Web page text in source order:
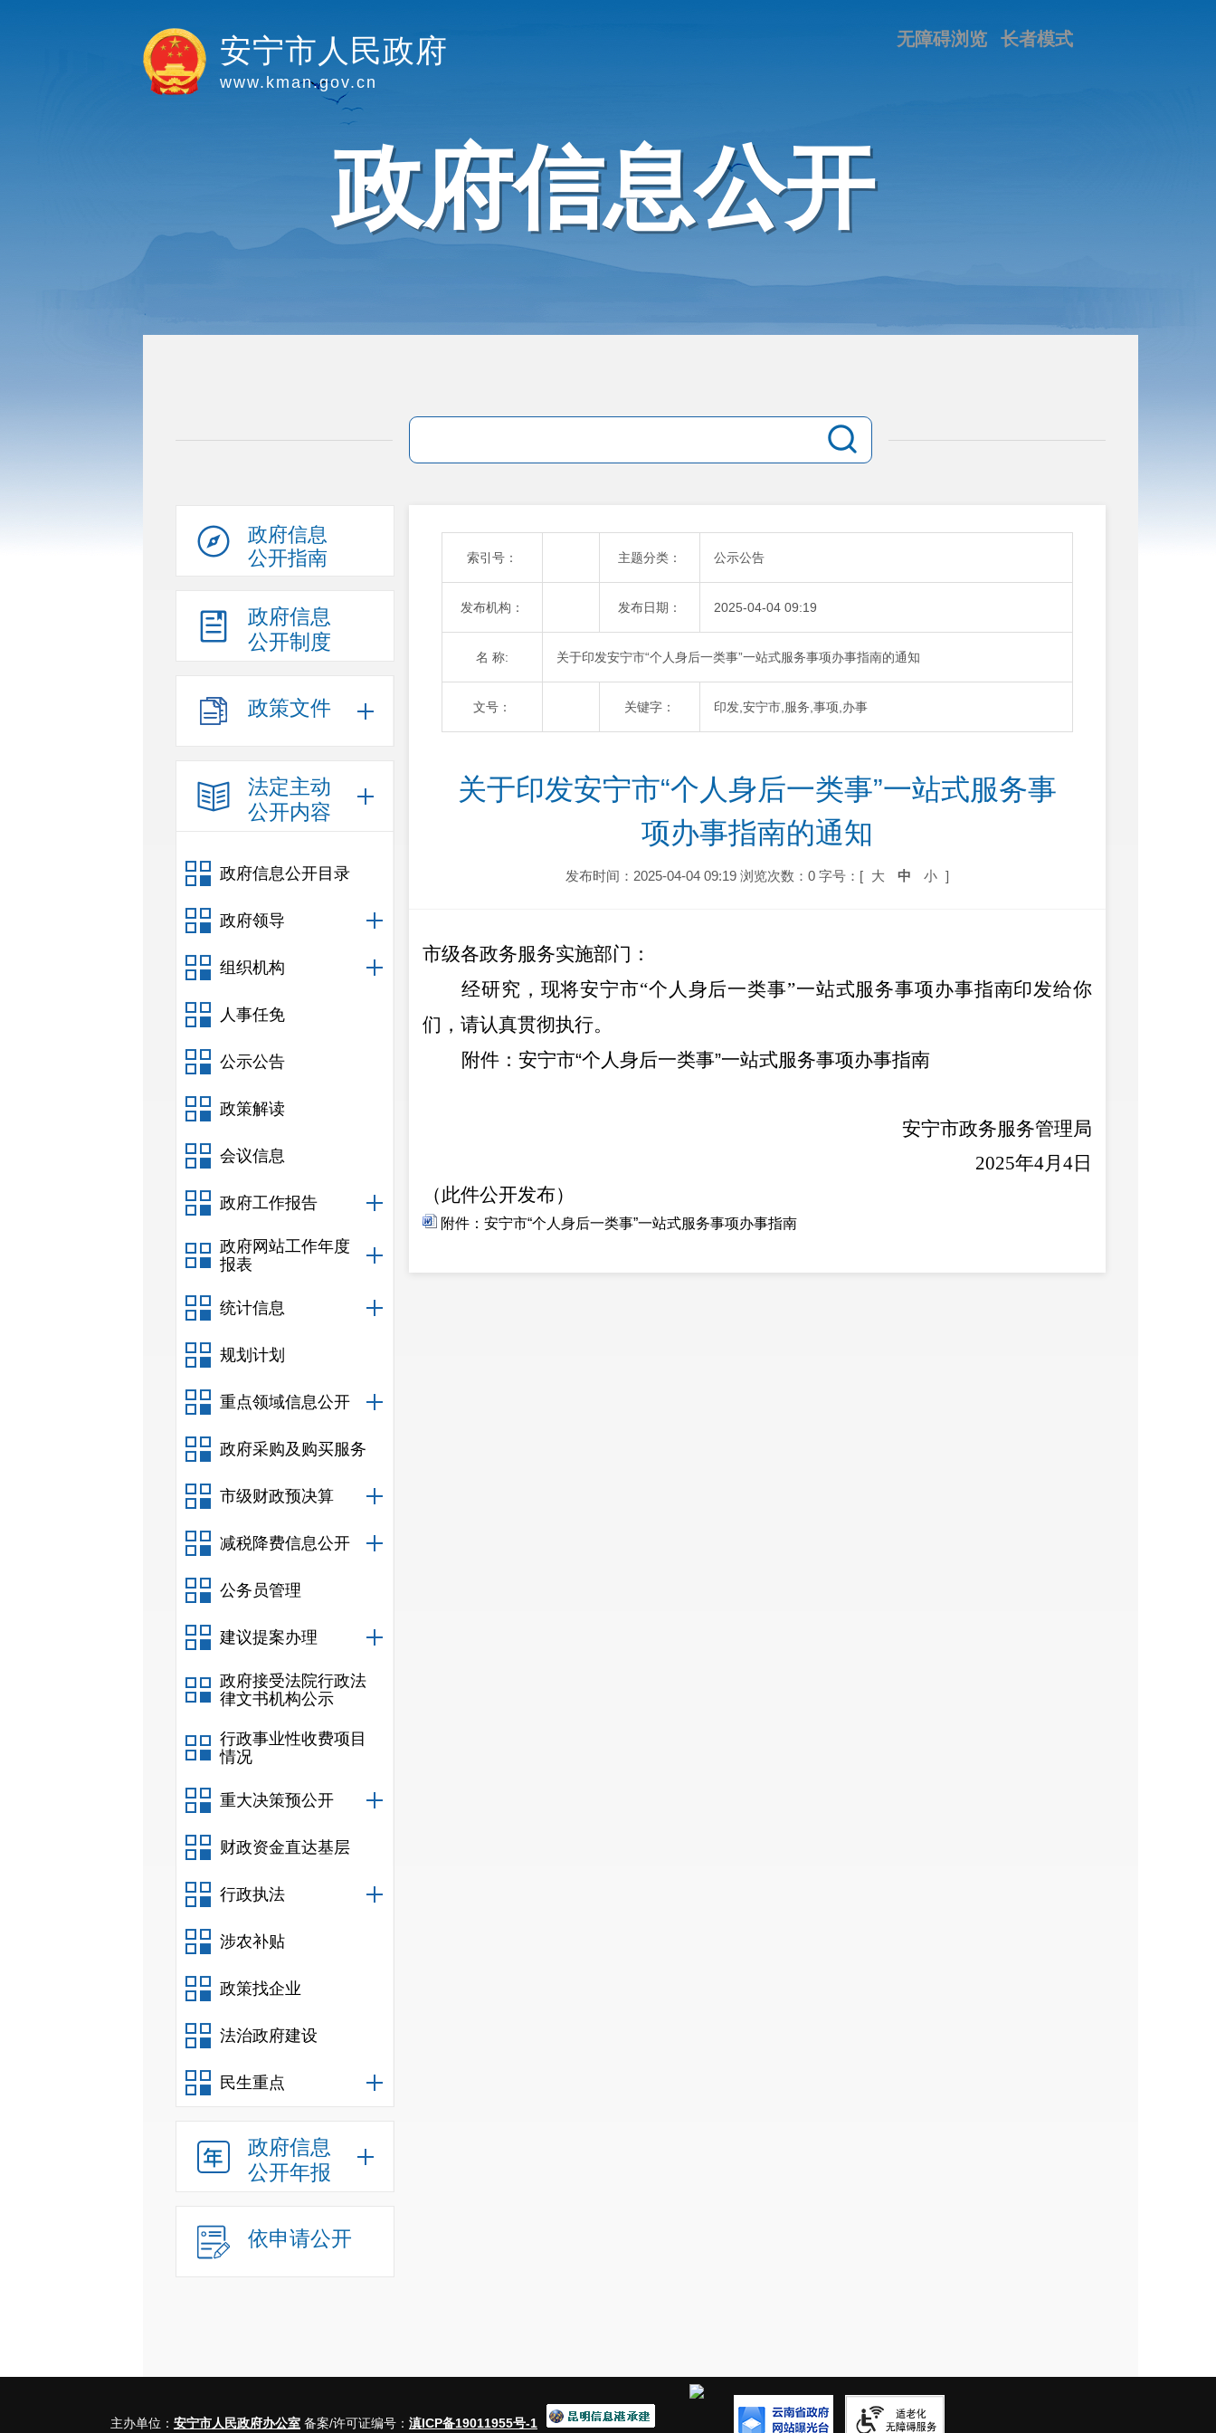
长者模式
无障碍浏览
安宁市人民政府
www.kman.gov.cn
政府信息公开
政府信息
公开指南
政府信息
公开制度
政策文件
法定主动
公开内容
政府信息公开目录
政府领导
组织机构
人事任免
公示公告
政策解读
会议信息
政府工作报告
政府网站工作年度
报表
统计信息
规划计划
重点领域信息公开
政府采购及购买服务
市级财政预决算
减税降费信息公开
公务员管理
建议提案办理
政府接受法院行政法
律文书机构公示
行政事业性收费项目
情况
重大决策预公开
财政资金直达基层
行政执法
涉农补贴
政策找企业
法治政府建设
民生重点
政府信息
公开年报
依申请公开
索引号： 主题分类： 公示公告
发布机构： 发布日期： 2025-04-04 09:19
名 称: 关于印发安宁市“个人身后一类事”一站式服务事项办事指南的通知
文号： 关键字： 印发,安宁市,服务,事项,办事
关于印发安宁市“个人身后一类事”一站式服务事
项办事指南的通知
发布时间：2025-04-04 09:19 浏览次数：0 字号：[ 大 中 小 ]
市级各政务服务实施部门：
经研究，现将安宁市“个人身后一类事”一站式服务事项办事指南印发给你
们，请认真贯彻执行。
附件：安宁市“个人身后一类事”一站式服务事项办事指南
安宁市政务服务管理局
2025年4月4日
（此件公开发布）
附件：安宁市“个人身后一类事”一站式服务事项办事指南
主办单位： 安宁市人民政府办公室 备案/许可证编号： 滇ICP备19011955号-1